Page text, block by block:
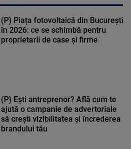
(P) Piața fotovoltaică din București
în 2026: ce se schimbă pentru
proprietarii de case și firme
(P) Ești antreprenor? Află cum te
ajută o campanie de advertoriale
să crești vizibilitatea și încrederea
brandului tău